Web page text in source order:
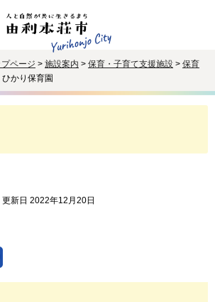
プページ > 施設案内 > 保育・子育て支援施設 > 保育
ひかり保育園
新日 2022年12月20日